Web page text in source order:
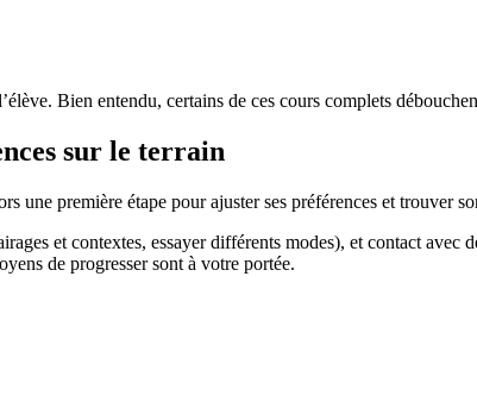
Bien entendu, certains de ces cours complets
sur le terrain
une première étape pour ajuster ses préférences et trouver
et contextes, essayer différents modes), et contact avec
de progresser sont à votre portée.